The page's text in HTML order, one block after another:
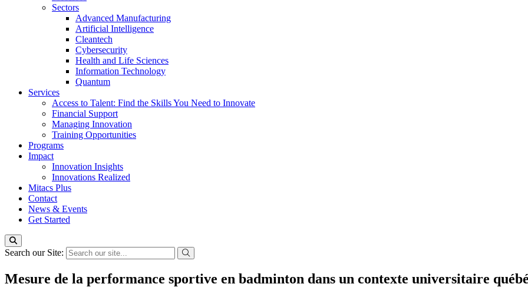
Sectors
Advanced Manufacturing
Artificial Intelligence
Cleantech
Cybersecurity
Health and Life Sciences
Information Technology
Quantum
Services
Access to Talent: Find the Skills You Need to Innovate
Financial Support
Managing Innovation
Training Opportunities
Programs
Impact
Innovation Insights
Innovations Realized
Mitacs Plus
Contact
News & Events
Get Started
Search our Site:
Mesure de la performance sportive en badminton dans un contexte universitaire